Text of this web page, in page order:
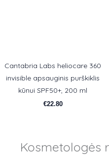
Cantabria Labs heliocare 360
invisible apsauginis purškiklis
kūnui SPF50+, 200 ml
€22.80
Kosmetologės